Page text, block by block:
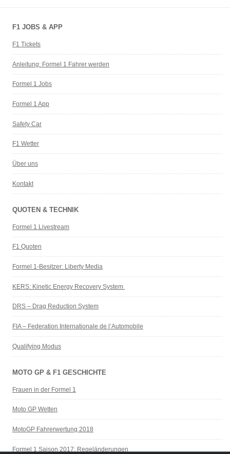
F1 JOBS & APP
F1 Tickets
Anleitung: Formel 1 Fahrer werden
Formel 1 Jobs
Formel 1 App
Safety Car
F1 Wetter
Über uns
Kontakt
QUOTEN & TECHNIK
Formel 1 Livestream
F1 Quoten
Formel 1-Besitzer: Liberty Media
KERS: Kinetic Energy Recovery System
DRS – Drag Reduction System
FIA – Federation Internationale de l’Automobile
Qualifying Modus
MOTO GP & F1 GESCHICHTE
Frauen in der Formel 1
Moto GP Wetten
MotoGP Fahrerwertung 2018
Formel 1 Saison 2017: Regeländerungen